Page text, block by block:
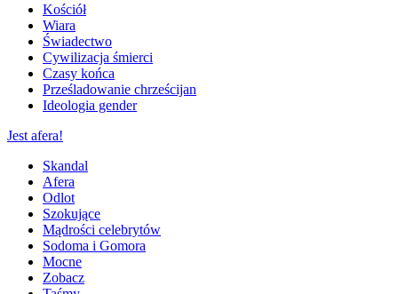
Kościół
Wiara
Świadectwo
Cywilizacja śmierci
Czasy końca
Prześladowanie chrześcijan
Ideologia gender
Jest afera!
Skandal
Afera
Odlot
Szokujące
Mądrości celebrytów
Sodoma i Gomora
Mocne
Zobacz